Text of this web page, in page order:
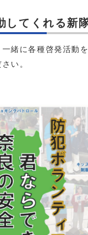
してくれる新
緒に各種啓発活動
い。